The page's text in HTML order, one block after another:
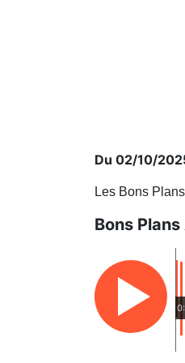
Du 02/10/
Les Bons
Bons